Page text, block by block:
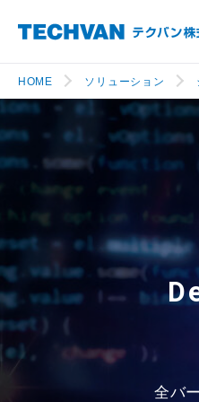
HOME ソリューション
全バ